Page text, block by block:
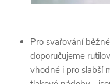
Pro svařování běžné
doporučujeme
vhodné i pro slabší